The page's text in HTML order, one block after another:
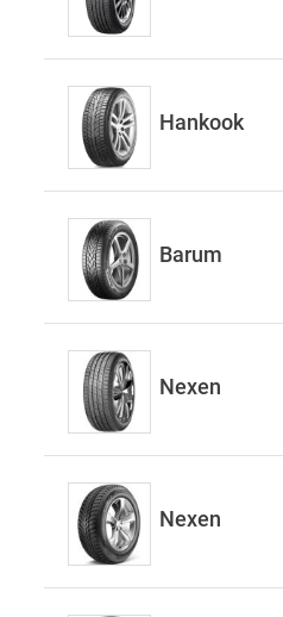
Hankook
Barum
Nexen
Nexen